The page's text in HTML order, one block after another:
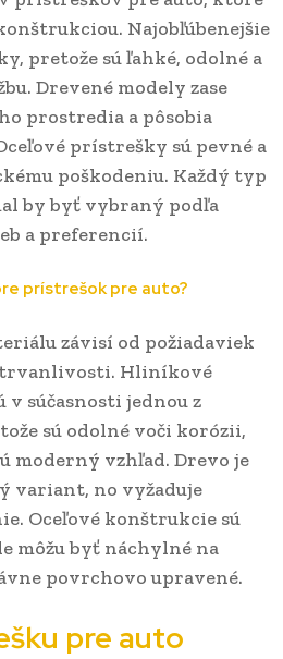
Najobľúbenejšie
pretože sú ľahké, odolné a
Drevené modely zase
prostredia a pôsobia
prístrešky sú pevné a
poškodeniu. Každý typ
by byť vybraný podľa
a preferencií.
prístrešok pre auto?
závisí od požiadaviek
trvanlivosti. Hliníkové
súčasnosti jednou z
sú odolné voči korózii,
moderný vzhľad. Drevo je
variant, no vyžaduje
Oceľové konštrukcie sú
môžu byť náchylné na
povrchovo upravené.
pre auto